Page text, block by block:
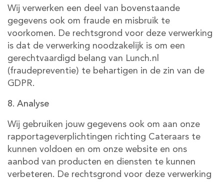
Wij verwerken een deel van bovenstaande
gegevens ook om fraude en misbruik te
voorkomen. De rechtsgrond voor deze verwerking
is dat de verwerking noodzakelijk is om een
gerechtvaardigd belang van Lunch.nl
(fraudepreventie) te behartigen in de zin van de
GDPR.
8. Analyse
Wij gebruiken jouw gegevens ook om aan onze
rapportageverplichtingen richting Cateraars te
kunnen voldoen en om onze website en ons
aanbod van producten en diensten te kunnen
verbeteren. De rechtsgrond voor deze verwerking